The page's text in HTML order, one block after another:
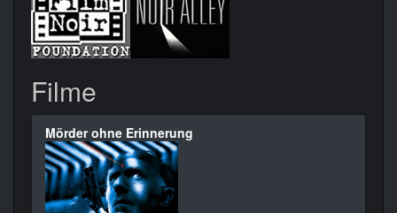
Filme
Mörder ohne Erinnerung